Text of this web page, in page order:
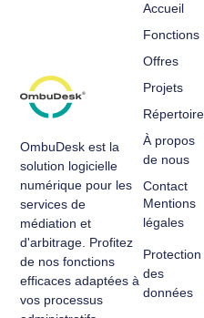
OmbuDesk est la
solution logicielle
numérique pour les
services de
médiation et
d'arbitrage. Profitez
de nos fonctions
efficaces adaptées à
vos processus
Accueil
Fonctions
Offres
Projets
Répertoire
À propos
de nous
Contact
Mentions
légales
Protection
des
données